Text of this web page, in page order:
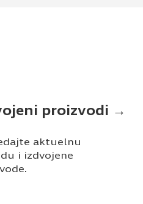
proizvodi →
aktuelnu
i izdvojene